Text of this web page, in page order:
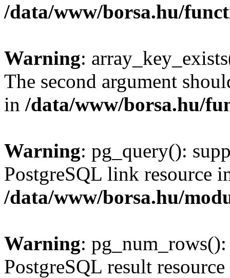
/data/www/borsa.hu/
Warning:
The second argument
in /data/www/borsa.hu/
Warning: pg_query():
PostgreSQL link resource
/data/www/borsa.hu/
Warning:
PostgreSQL result